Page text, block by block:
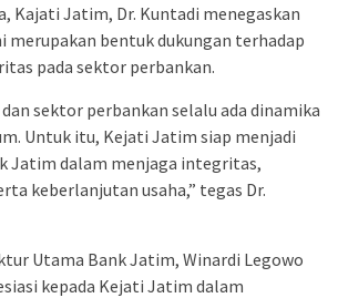
Kajati Jatim, Dr. Kuntadi menegaskan
merupakan bentuk dukungan terhadap
pada sektor perbankan.
sektor perbankan selalu ada dinamika
Untuk itu, Kejati Jatim siap menjadi
Jatim dalam menjaga integritas,
keberlanjutan usaha,” tegas Dr.
Utama Bank Jatim, Winardi Legowo
kepada Kejati Jatim dalam